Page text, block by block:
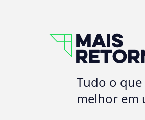
Tudo o
melhor em